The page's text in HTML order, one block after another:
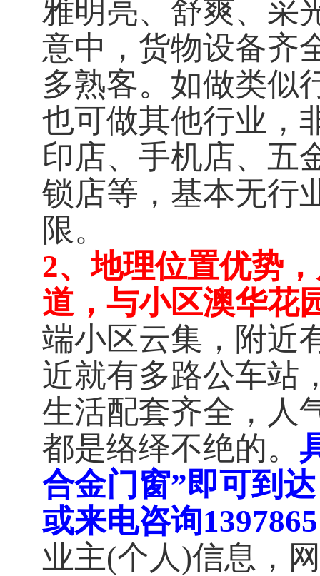
雅明亮、舒爽、采
意中，货物设备齐
多熟客。如做类似
也可做其他行业，
印店、手机店、五
锁店等，基本无行
限。
2、地理位置优势
道，与小区澳华花
端小区云集，附近
近就有多路公车站
生活配套齐全，人
都是络绎不绝的。
合金门窗”即可到
或来电咨询
业主(个人)信息，